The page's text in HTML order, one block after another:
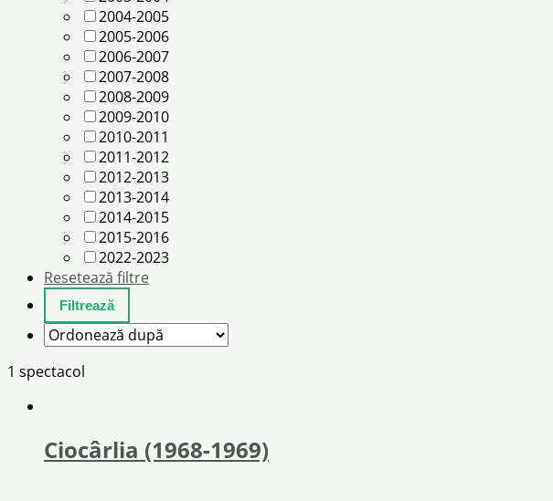
2004-2005
2005-2006
2006-2007
2007-2008
2008-2009
2009-2010
2010-2011
2011-2012
2012-2013
2013-2014
2014-2015
2015-2016
2022-2023
Resetează filtre
1 spectacol
Ciocârlia (1968-1969)